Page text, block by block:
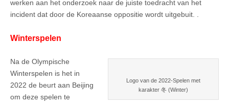
werken aan het onderzoek naar de juiste toedracht van het
incident dat door de Koreaanse oppositie wordt uitgebuit. .
Winterspelen
Logo van de 2022-Spelen met
karakter 冬 (Winter)
Na de Olympische
Winterspelen is het in
2022 de beurt aan Beijing
om deze spelen te